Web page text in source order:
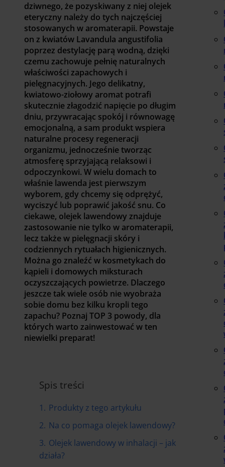
dziwnego, że pozyskiwany z niej olejek
eteryczny należy do tych najczęściej
stosowanych w aromaterapii. Powstaje
on z kwiatów Lavandula angustifolia
poprzez destylację parą wodną, dzięki
czemu zachowuje pełnię naturalnych
właściwości zapachowych i
pielęgnacyjnych. Jego delikatny,
kwiatowo-ziołowy aromat potrafi
skutecznie złagodzić napięcie po długim
dniu, przywracając spokój i równowagę
emocjonalną, a sam produkt wspiera
naturalne procesy regeneracji
organizmu, jednocześnie tworząc
atmosferę sprzyjającą relaksowi i
odpoczynkowi. W wielu domach to
właśnie lawenda jest pierwszym
wyborem, gdy chcemy się odprężyć,
wyciszyć lub poprawić jakość snu. Co
ciekawe, olejek lawendowy znajduje
zastosowanie nie tylko w aromaterapii,
lecz także w pielęgnacji skóry i
codziennych rytuałach higienicznych.
Można go znaleźć w kosmetykach do
kąpieli i domowych miksturach
oczyszczających powietrze. Dlaczego
jeszcze tak wiele osób nie wyobraża
sobie domu bez kilku kropli tego
zapachu? Poznaj TOP 3 powody, dla
których warto zainwestować w ten
niewielki preparat!
Spis treści
1. Produkty z tego artykułu
2. Na co pomaga olejek lawendowy?
3. Olejek lawendowy w inhalacji – jak
działa?